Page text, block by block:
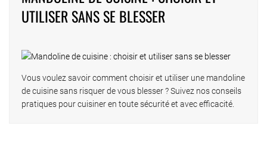
UTILISER SANS SE BLESSER
Vous voulez savoir comment choisir et utiliser une mandoline
de cuisine sans risquer de vous blesser ? Suivez nos conseils
pratiques pour cuisiner en toute sécurité et avec efficacité.